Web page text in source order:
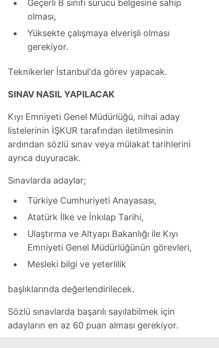
Geçerli B sınıfı sürücü belgesine sahip
olması,
Yüksekte çalışmaya elverişli olması
gerekiyor.
Teknikerler İstanbul'da görev yapacak.
SINAV NASIL YAPILACAK
Kıyı Emniyeti Genel Müdürlüğü, nihai aday
listelerinin İŞKUR tarafından iletilmesinin
ardından sözlü sınav veya mülakat tarihlerini
ayrıca duyuracak.
Sınavlarda adaylar;
Türkiye Cumhuriyeti Anayasası,
Atatürk İlke ve İnkılap Tarihi,
Ulaştırma ve Altyapı Bakanlığı ile Kıyı
Emniyeti Genel Müdürlüğünün görevleri,
Mesleki bilgi ve yeterlilik
başlıklarında değerlendirilecek.
Sözlü sınavlarda başarılı sayılabilmek için
adayların en az 60 puan alması gerekiyor.